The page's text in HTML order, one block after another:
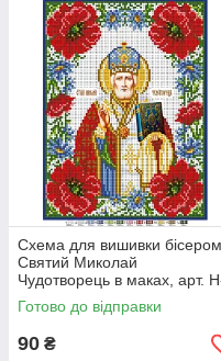
Схема для вишивки
Святий Миколай
Чудотворець в маках, арт.
И443
Готово до відправки
90 ₴